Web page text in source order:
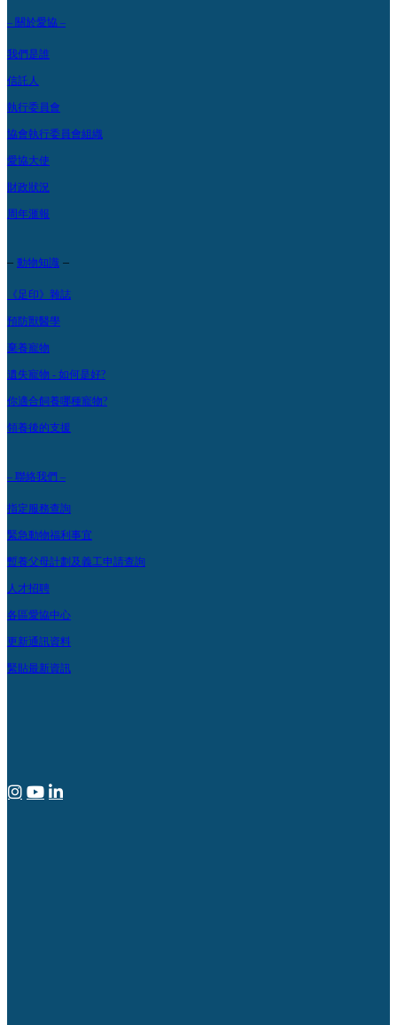
– 關於愛協 –
我們是誰
信託人
執行委員會
協會執行委員會組織
愛協大使
財政狀況
周年滙報
– 動物知識 –
《足印》雜誌
預防獸醫學
棄養寵物
遺失寵物 - 如何是好?
你適合飼養哪種寵物?
領養後的支援
– 聯絡我們 –
指定服務查詢
緊急動物福利事宜
暫養父母計劃及義工申請查詢
人才招聘
各區愛協中心
更新通訊資料
緊貼最新資訊